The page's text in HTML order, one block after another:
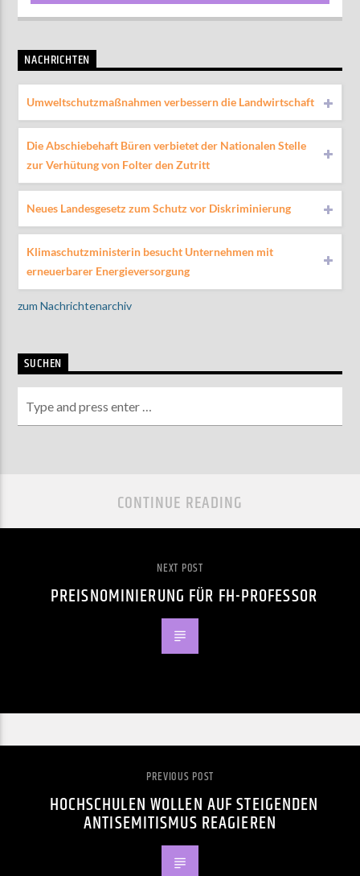
NACHRICHTEN
Umweltschutzmaßnahmen verbessern die Landwirtschaft
Die Abschiebehaft Büren verbietet der Nationalen Stelle
zur Verhütung von Folter den Zutritt
Neues Landesgesetz zum Schutz vor Diskriminierung
Klimaschutzministerin besucht Unternehmen mit
erneuerbarer Energieversorgung
zum Nachrichtenarchiv
SUCHEN
CONTINUE READING
NEXT POST
PREISNOMINIERUNG FÜR FH-PROFESSOR
PREVIOUS POST
HOCHSCHULEN WOLLEN AUF STEIGENDEN
ANTISEMITISMUS REAGIEREN